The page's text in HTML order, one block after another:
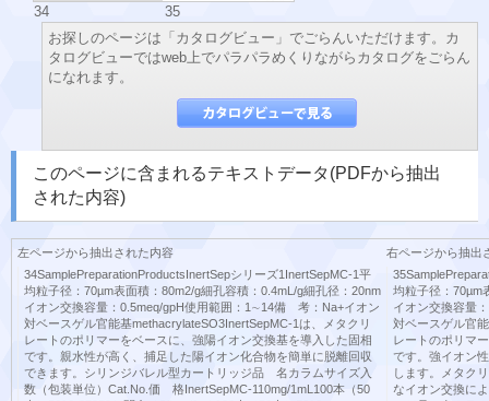
34
35
お探しのページは「カタログビュー」でごらんいただけます。カ
タログビューではweb上でパラパラめくりながらカタログをごらん
になれます。
このページに含まれるテキストデータ(PDFから抽出
された内容)
左ページから抽出された内容
34SamplePreparationProductsInertSepシリーズ1InertSepMC-1平
均粒子径：70µm表面積：80m2/g細孔容積：0.4mL/g細孔径：20nm
イオン交換容量：0.5meq/gpH使用範囲：1∼14備 考：Na+イオン
対ベースゲル官能基methacrylateSO3InertSepMC-1は、メタクリ
レートのポリマーをベースに、強陽イオン交換基を導入した固相
です。親水性が高く、捕足した陽イオン化合物を簡単に脱離回収
できます。シリンジバレル型カートリッジ品 名カラムサイズ入
数（包装単位）Cat.No.価 格InertSepMC-110mg/1mL100本（50
右ページから抽出
均粒子径：70µm
イオン交換容量
対ベースゲル官
レートのポリマ
です。強イオン
します。メタク
なイオン交換に